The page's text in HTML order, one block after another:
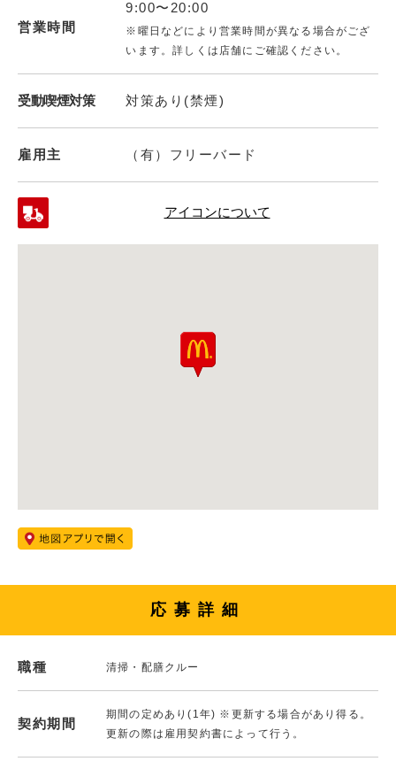
営業時間
9:00〜20:00
※曜日などにより営業時間が異なる場合がござ
います。詳しくは店舗にご確認ください。
受動喫煙対策 対策あり(禁煙)
雇用主 （有）フリーバード
アイコンについて
応募詳細
職種 清掃・配膳クルー
契約期間
期間の定めあり(1年) ※更新する場合があり得る。
更新の際は雇用契約書によって行う。